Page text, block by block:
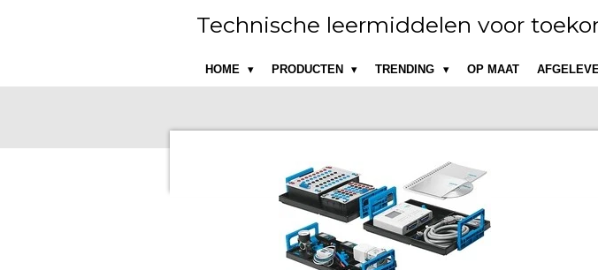
Technische leermiddelen voor
HOME PRODUCTEN TRENDING OP MAAT